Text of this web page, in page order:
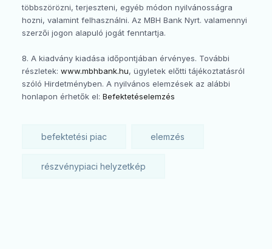
többszörözni, terjeszteni, egyéb módon nyilvánosságra
hozni, valamint felhasználni. Az MBH Bank Nyrt. valamennyi
szerzői jogon alapuló jogát fenntartja.
8. A kiadvány kiadása időpontjában érvényes. További
részletek: www.mbhbank.hu, ügyletek előtti tájékoztatásról
szóló Hirdetményben. A nyilvános elemzések az alábbi
honlapon érhetők el: Befektetéselemzés
befektetési piac elemzés
részvénypiaci helyzetkép